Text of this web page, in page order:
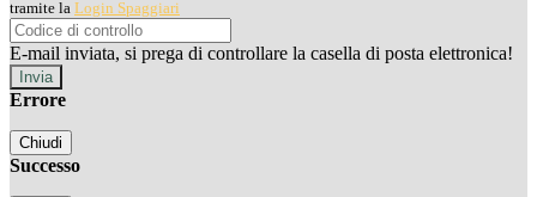
tramite la Login Spaggiari
E-mail inviata, si prega di controllare la casella di posta elettronica!
Errore
Chiudi
Successo